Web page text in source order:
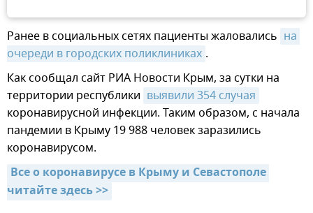
Ранее в социальных сетях пациенты жаловались на
очереди в городских поликлиниках .
Как сообщал сайт РИА Новости Крым, за сутки на
территории республики выявили 354 случая
коронавирусной инфекции. Таким образом, с начала
пандемии в Крыму 19 988 человек заразились
коронавирусом.
Все о коронавирусе в Крыму и Севастополе
читайте здесь >>